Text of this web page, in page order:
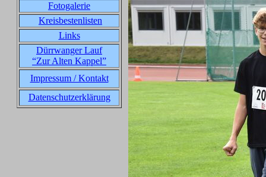
Fotogalerie
Kreisbestenlisten
Links
Dürrwanger Lauf
“Zur Alten Kappel”
Impressum / Kontakt
Datenschutzerklärung